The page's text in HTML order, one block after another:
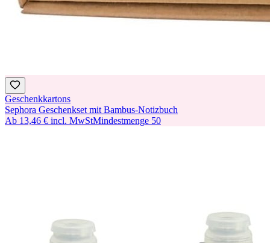
Geschenkkartons
Sephora Geschenkset mit Bambus-Notizbuch
Ab 13,46 € incl. MwStMindestmenge 50